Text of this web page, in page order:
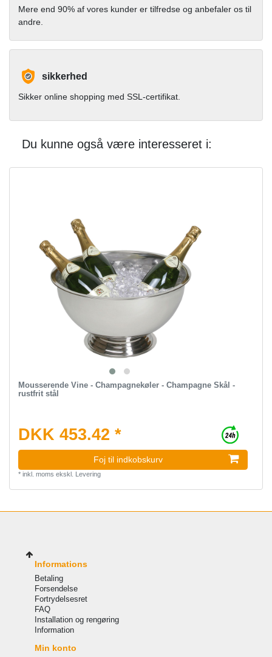
Mere end 90% af vores kunder er tilfredse og anbefaler os til
andre.
sikkerhed
Sikker online shopping med SSL-certifikat.
Du kunne også være interesseret i:
Mousserende Vine - Champagnekøler - Champagne Skål -
rustfrit stål
DKK 453.42 *
Foj til indkobskurv
* inkl. moms ekskl. Levering
Informations
Betaling
Forsendelse
Fortrydelsesret
FAQ
Installation og rengøring
Information
Min konto